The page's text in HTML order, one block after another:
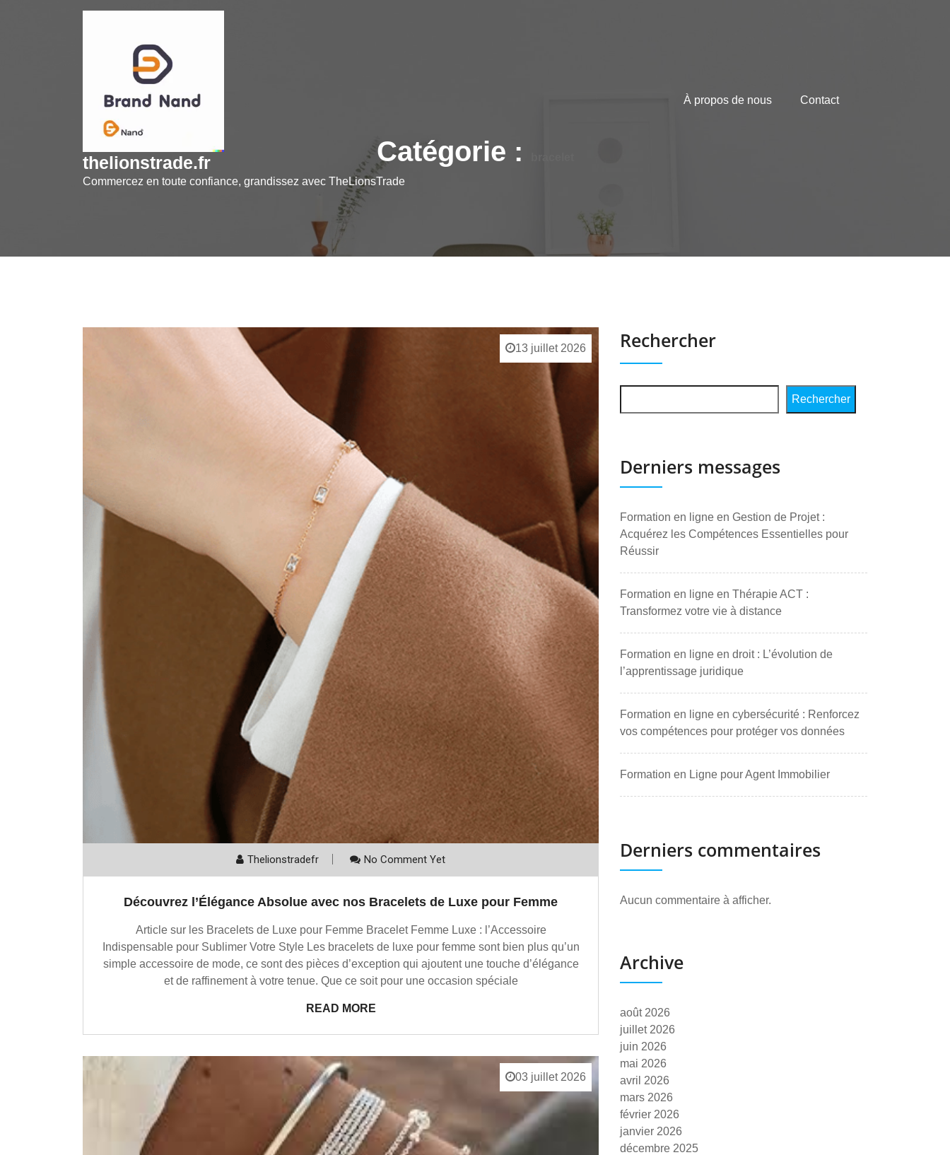
thelionstrade.fr
Commercez en toute confiance, grandissez avec TheLionsTrade
À propos de nous Contact
Catégorie :
13 juillet 2026
Thelionstradefr No Comment Yet
Découvrez l’Élégance Absolue avec nos Bracelets de Luxe pour Femme
Article sur les Bracelets de Luxe pour Femme Bracelet Femme Luxe : l’Accessoire
Indispensable pour Sublimer Votre Style Les bracelets de luxe pour femme sont bien plus qu’un
simple accessoire de mode, ce sont des pièces d’exception qui ajoutent une touche d’élégance
et de raffinement à votre tenue. Que ce soit pour une occasion spéciale
READ MORE
03 juillet 2026
Rechercher
Rechercher
Derniers messages
Formation en ligne en Gestion de Projet :
Acquérez les Compétences Essentielles pour
Réussir
Formation en ligne en Thérapie ACT :
Transformez votre vie à distance
Formation en ligne en droit : L’évolution de
l’apprentissage juridique
Formation en ligne en cybersécurité : Renforcez
vos compétences pour protéger vos données
Formation en Ligne pour Agent Immobilier
Derniers commentaires
Aucun commentaire à afficher.
Archive
août 2026
juillet 2026
juin 2026
mai 2026
avril 2026
mars 2026
février 2026
janvier 2026
décembre 2025